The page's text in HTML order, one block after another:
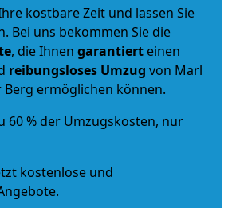
kostbare Zeit und lassen Sie
Bei uns bekommen Sie die
, die Ihnen garantiert einen
reibungsloses Umzug von Marl
Berg ermöglichen können.
60 % der Umzugskosten, nur
kostenlose und